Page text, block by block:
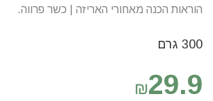
הוראות הכנה מאחורי האריזה | כשר פרווה.
300 גרם
₪29.9